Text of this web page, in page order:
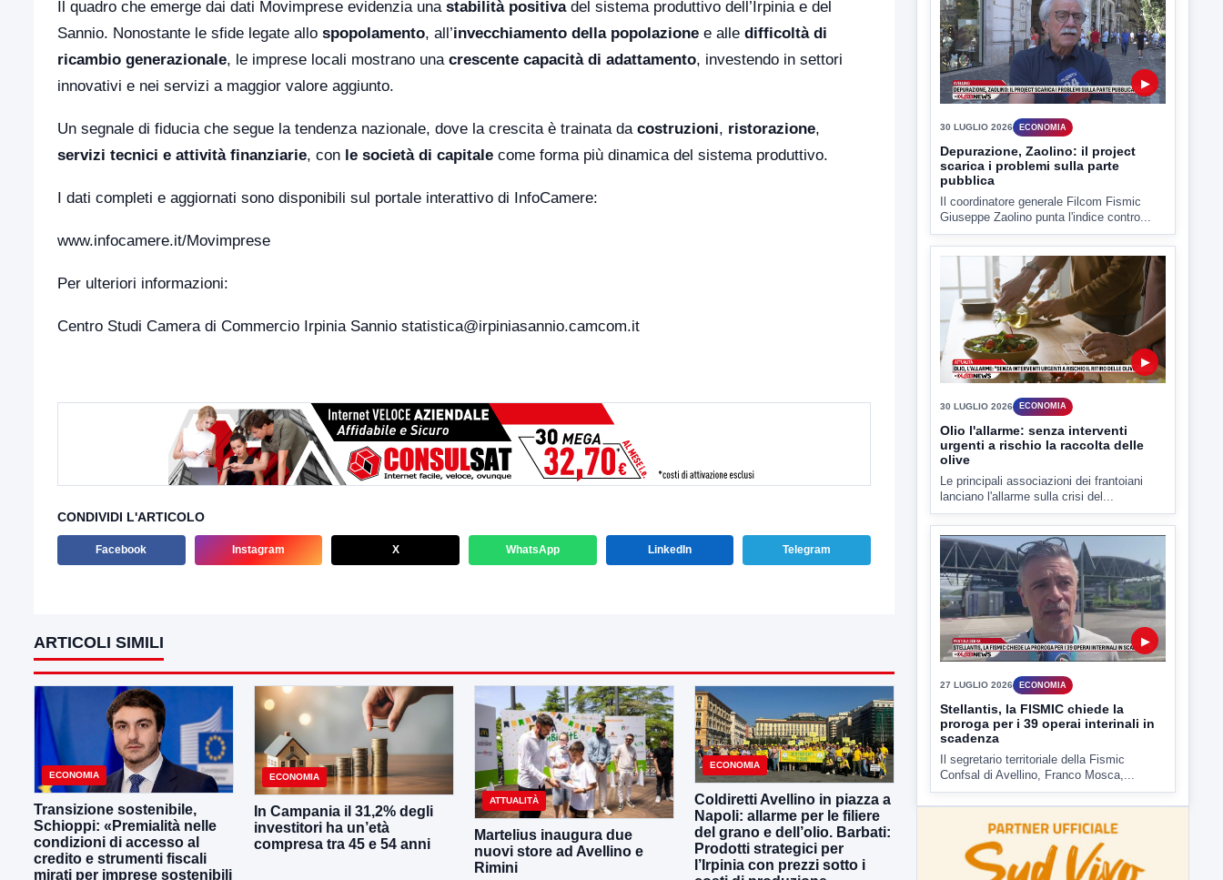
Il quadro che emerge dai dati Movimprese evidenzia una stabilità positivadel sistema produttivo dell’Irpinia e del
Sannio. Nonostante le sfide legate allo spopolamento, all’invecchiamento della popolazione e alle difficoltà di
ricambio generazionale, le imprese locali mostrano una crescente capacità di adattamento, investendo in settori
innovativi e nei servizi a maggior valore aggiunto.
Un segnale di fiducia che segue la tendenza nazionale, dove la crescita è trainata da costruzioni, ristorazione,
servizi tecnici e attività finanziarie, con le società di capitale come forma più dinamica del sistema produttivo.
I dati completi e aggiornati sono disponibili sul portale interattivo di InfoCamere:
www.infocamere.it/Movimprese
Per ulteriori informazioni:
Centro Studi Camera di Commercio Irpinia Sannio statistica@irpiniasannio.camcom.it
CONDIVIDI L'ARTICOLO
Facebook Instagram X WhatsApp LinkedIn Telegram
ARTICOLI SIMILI
ECONOMIA
Transizione sostenibile,
Schioppi: «Premialità nelle
condizioni di accesso al
credito e strumenti fiscali
mirati per imprese sostenibili
ECONOMIA
In Campania il 31,2% degli
investitori ha un’età
compresa tra 45 e 54 anni
ATTUALITÀ
Martelius inaugura due
nuovi store ad Avellino e
Rimini
ECONOMIA
Coldiretti Avellino in piazza a
Napoli: allarme per le filiere
del grano e dell’olio. Barbati:
Prodotti strategici per
l’Irpinia con prezzi sotto i
Il coordinatore generale Filcom Fismic
Giuseppe Zaolino punta l'indice contro...
30 LUGLIO 2026 ECONOMIA
Olio l'allarme: senza interventi
urgenti a rischio la raccolta delle
olive
Le principali associazioni dei frantoiani
lanciano l'allarme sulla crisi del...
27 LUGLIO 2026 ECONOMIA
Stellantis, la FISMIC chiede la
proroga per i 39 operai interinali in
scadenza
Il segretario territoriale della Fismic
Confsal di Avellino, Franco Mosca,...